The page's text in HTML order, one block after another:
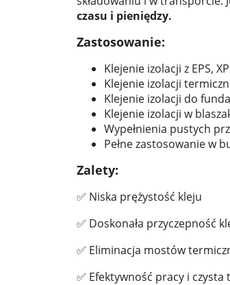
czasu i pieniędzy.
Zastosowanie:
Klejenie izolacji z EPS,
Klejenie izolacji
Klejenie izolacji do
Klejenie izolacji w
Wypełnienia pustych
Pełne zastosowanie w
Zalety:
✅ Niska prężystość kleju
✅ Doskonała przyczepność
✅ Eliminacja mostów
✅ Efektywność pracy i czysta